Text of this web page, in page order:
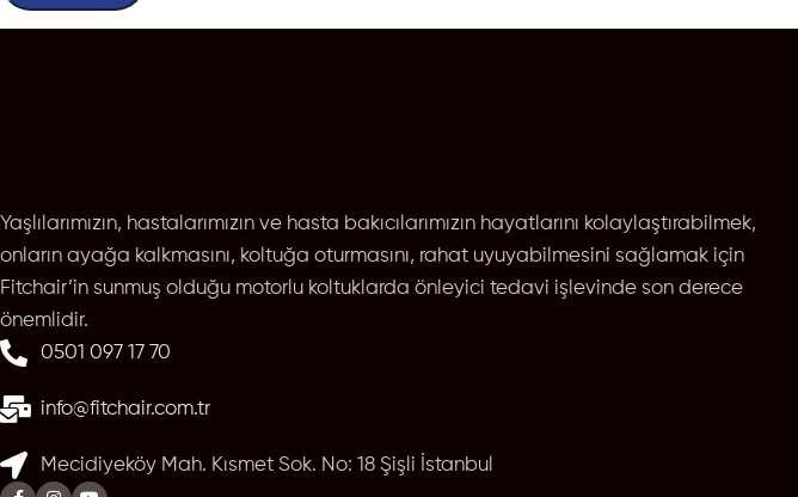
Yaşlılarımızın, hastalarımızın ve hasta bakıcılarımızın hayatlarını kolaylaştırabilmek,
onların ayağa kalkmasını, koltuğa oturmasını, rahat uyuyabilmesini sağlamak için
Fitchair’in sunmuş olduğu motorlu koltuklarda önleyici tedavi işlevinde son derece
önemlidir.
0501 097 17 70
info@fitchair.com.tr
Mecidiyeköy Mah. Kısmet Sok. No: 18 Şişli İstanbul